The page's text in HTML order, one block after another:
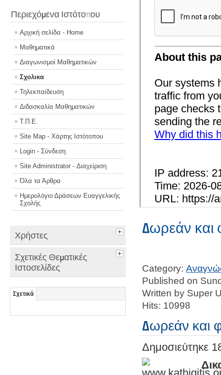
Περιεχόμενα Ιστότοπου
Αρχική σελίδα - Home
Μαθηματικά
Διαγωνισμοί Μαθηματικών
Σχολικα
Τηλεκπαίδευση
Διδασκαλία Μαθηματικών
Τ.Π.Ε.
Site Map - Χάρτης Ιστότοπου
Login - Σύνδεση
Site Administrator - Διαχείριση
Όλα τα Άρθρα
Ημερολόγιο Δράσεων Ευαγγελικής
Σχολής
Χρήστες
Σχετικές Θεματικές
Ιστοσελίδες
Σχετικά
Δωρεάν και
Category:
Published on
Written by Super
Hits: 10998
Δωρεάν και
Δημοσιεύτηκε